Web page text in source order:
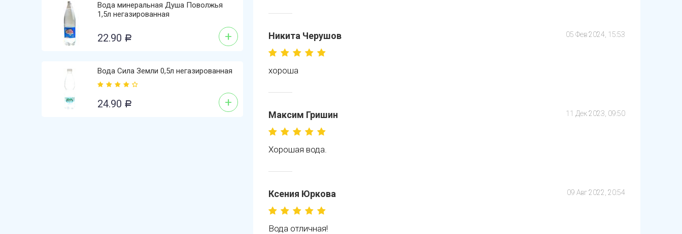
Вода минеральная Душа Поволжья
1,5л негазированная
22.90 Р +
Вода Сила Земли 0,5л негазированная
24.90 Р +
Никита Черушов 05 Фев 2024, 15:53
хороша
Максим Гришин 11 Дек 2023, 09:50
Хорошая вода.
Ксения Юркова 09 Авг 2022, 20:54
Вода отличная!